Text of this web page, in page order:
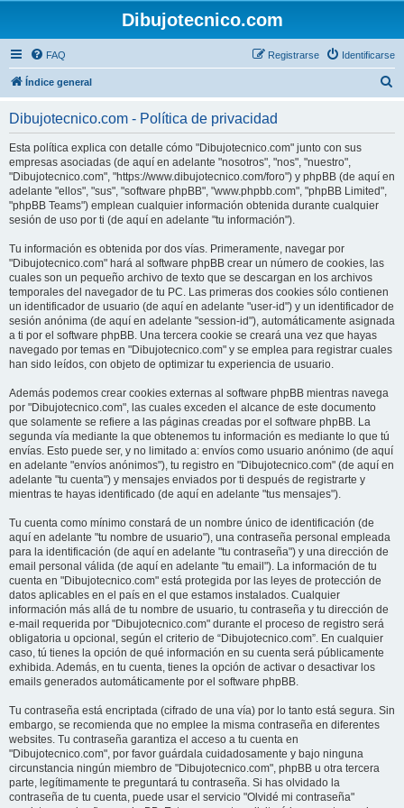
Dibujotecnico.com
FAQ Identificarse
Registrarse
Índice general
Dibujotecnico.com - Política de privacidad
Esta política explica con detalle cómo "Dibujotecnico.com" junto con sus
empresas asociadas (de aquí en adelante "nosotros", "nos", "nuestro",
"Dibujotecnico.com", "https://www.dibujotecnico.com/foro") y phpBB (de aquí en
adelante "ellos", "sus", "software phpBB", "www.phpbb.com", "phpBB Limited",
"phpBB Teams") emplean cualquier información obtenida durante cualquier
sesión de uso por ti (de aquí en adelante "tu información").
Tu información es obtenida por dos vías. Primeramente, navegar por
"Dibujotecnico.com" hará al software phpBB crear un número de cookies, las
cuales son un pequeño archivo de texto que se descargan en los archivos
temporales del navegador de tu PC. Las primeras dos cookies sólo contienen
un identificador de usuario (de aquí en adelante "user-id") y un identificador de
sesión anónima (de aquí en adelante "session-id"), automáticamente asignada
a ti por el software phpBB. Una tercera cookie se creará una vez que hayas
navegado por temas en "Dibujotecnico.com" y se emplea para registrar cuales
han sido leídos, con objeto de optimizar tu experiencia de usuario.
Además podemos crear cookies externas al software phpBB mientras navega
por "Dibujotecnico.com", las cuales exceden el alcance de este documento
que solamente se refiere a las páginas creadas por el software phpBB. La
segunda vía mediante la que obtenemos tu información es mediante lo que tú
envías. Esto puede ser, y no limitado a: envíos como usuario anónimo (de aquí
en adelante "envíos anónimos"), tu registro en "Dibujotecnico.com" (de aquí en
adelante "tu cuenta") y mensajes enviados por ti después de registrarte y
mientras te hayas identificado (de aquí en adelante "tus mensajes").
Tu cuenta como mínimo constará de un nombre único de identificación (de
aquí en adelante "tu nombre de usuario"), una contraseña personal empleada
para la identificación (de aquí en adelante "tu contraseña") y una dirección de
email personal válida (de aquí en adelante "tu email"). La información de tu
cuenta en "Dibujotecnico.com" está protegida por las leyes de protección de
datos aplicables en el país en el que estamos instalados. Cualquier
información más allá de tu nombre de usuario, tu contraseña y tu dirección de
e-mail requerida por "Dibujotecnico.com" durante el proceso de registro será
obligatoria u opcional, según el criterio de “Dibujotecnico.com”. En cualquier
caso, tú tienes la opción de qué información en su cuenta será públicamente
exhibida. Además, en tu cuenta, tienes la opción de activar o desactivar los
emails generados automáticamente por el software phpBB.
Tu contraseña está encriptada (cifrado de una vía) por lo tanto está segura. Sin
embargo, se recomienda que no emplee la misma contraseña en diferentes
websites. Tu contraseña garantiza el acceso a tu cuenta en
"Dibujotecnico.com", por favor guárdala cuidadosamente y bajo ninguna
circunstancia ningún miembro de "Dibujotecnico.com", phpBB u otra tercera
parte, legítimamente te preguntará tu contraseña. Si has olvidado la
contraseña de tu cuenta, puede usar el servicio "Olvidé mi contraseña"